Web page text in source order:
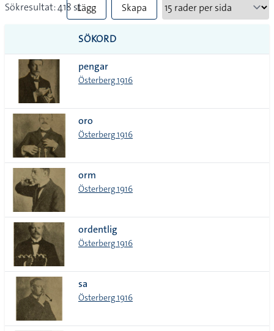
Sökresultat: 418 stLägg
till
alla i
lista
Skapa
SÖKORD
pengar
Österberg 1916
oro
Österberg 1916
orm
Österberg 1916
ordentlig
Österberg 1916
sa
Österberg 1916